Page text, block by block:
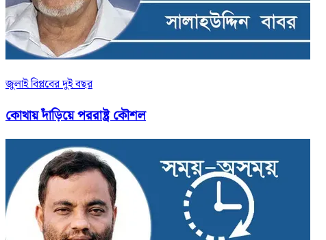
জুলাই বিপ্লবের দুই বছর
কোথায় দাঁড়িয়ে পররাষ্ট্র কৌশল